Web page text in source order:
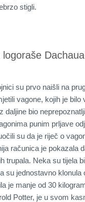
stigli.
su prvo naišli na
vagone, kojih je bilo
daljine bio
punim prljave
su da je riječ o
računica je pokazala
trupala. Neka su tijela
su jednostavno klonula
je manje od 30
Potter, je u svom